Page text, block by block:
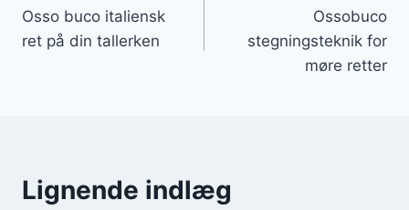
Osso buco italiensk
ret på din tallerken
Ossobuco
stegningsteknik for
møre retter
Lignende indlæg